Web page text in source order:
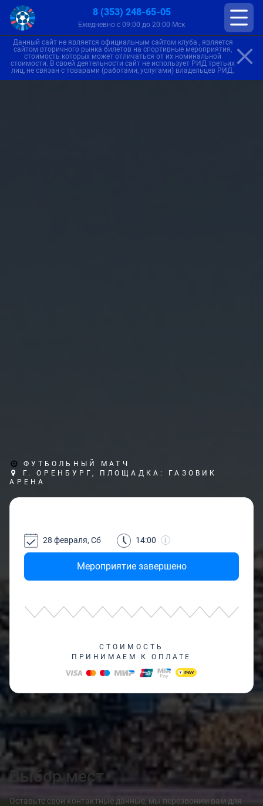
8 (353) 248-65-05
Ежедневно с 09:00 до 20:00 Мск
Данный сайт не является официальным сайтом клуба , является
сайтом вторичного рынка билетов на спортивные мероприятия,
стоимость которых может отличаться от их номинальной
стоимости. В своей деятельности сайт не использует РИД третьих
лиц, не связан с товарами (работами, услугами) владельцев РИД.
ФУТБОЛЬНЫЙ МАТЧ
Г. ОРЕНБУРГ, ПЛОЩАДКА: ГАЗОВИК
АРЕНА
Мероприятие завершено
28 февраля, Сб 14:00
СТОИМОСТЬ
ПРИНИМАЕМ К ОПЛАТЕ
Выбор мест
Оставьте свои контактные данные, мы перезвоним вам для